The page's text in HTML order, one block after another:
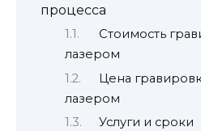
процесса
Стоимость
лазером
Цена
лазером
Услуги и сроки